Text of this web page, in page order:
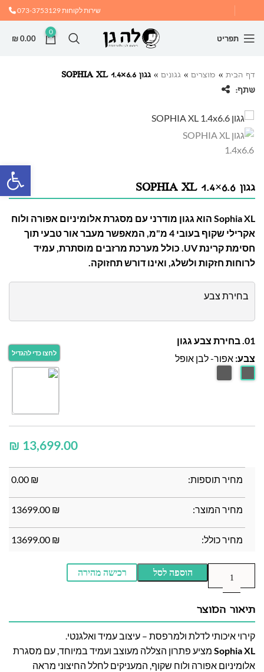
שירות לקוחות073-3753129
תפריט
0
₪0.00
דף הבית » מוצרים » גגונים » גגון SOPHIA XL 1.4×6.6
שתף:
גגון SOPHIA XL 1.4×6.6
Sophia XL הוא גגון מודרני עם מסגרת אלומיניום אפורה ולוח
אקרילי שקוף בעובי 4 מ"מ, המאפשר מעבר אור טבעי תוך
חסימת קרינת UV. כולל מערכת מרזבים מוסתרת, עמיד
לרוחות חזקות ולשלג, ואינו דורש תחזוקה.
בחירת צבע
01. בחירת צבע גגון
צבע: אפור- לבן אופל
₪
מחיר תוספות: ₪
0.00
מחיר המוצר: ₪
13699.00
מחיר כולל: ₪
13699.00
הוספה לסל רכישה מהירה
תיאור המוצר
קירוי איכותי לדלת ולמרפסת – עיצוב עמיד ואלגנטי.
Sophia XL מציע פתרון הצללה מעוצב ועמיד במיוחד, עם מסגרת
אלומיניום אפורה ולוח שקוף, המעניקים לחלל החיצוני מראה